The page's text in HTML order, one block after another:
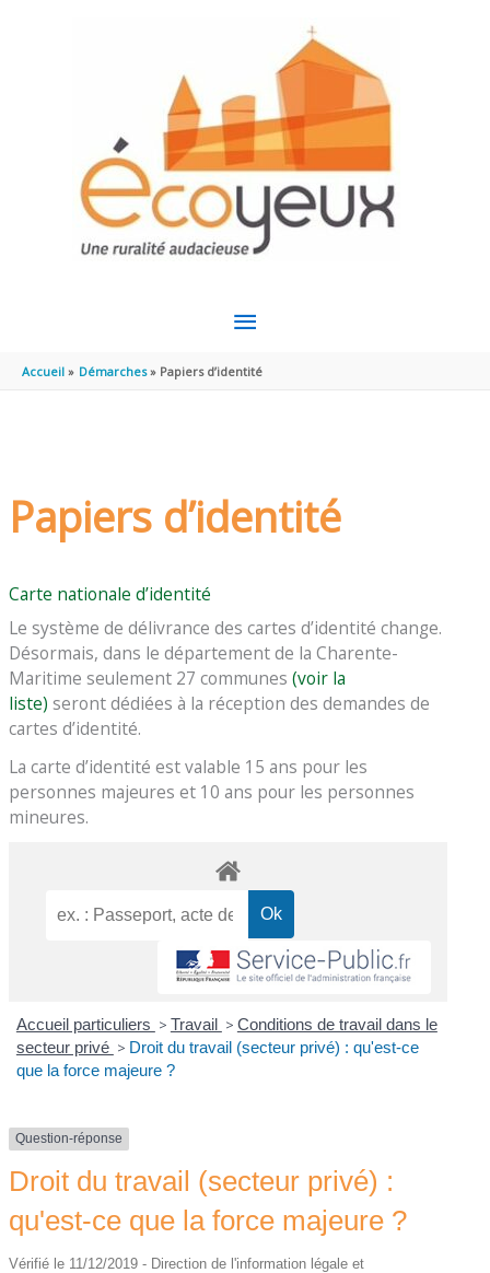
MENU
PRINCIPAL
Accueil Démarches Papiers d’identité
Papiers d’identité
Carte nationale d’identité
Le système de délivrance des cartes d’identité change.
Désormais, dans le département de la Charente-
Maritime seulement 27 communes(voir la
liste) seront dédiées à la réception des demandes de
cartes d’identité.
La carte d’identité est valable 15 ans pour les
personnes majeures et 10 ans pour les personnes
mineures.
Accueil particuliers > Travail > Conditions de travail dans le
secteur privé > Droit du travail (secteur privé) : qu'est-ce
que la force majeure ?
Question-réponse
Droit du travail (secteur privé) :
qu'est-ce que la force majeure ?
Vérifié le 11/12/2019 - Direction de l'information légale et